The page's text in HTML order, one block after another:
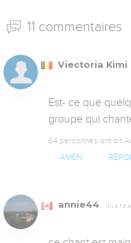
11 commentaires
Viectoria Kimi
Est- ce que
groupe qui
54 personnes ont dit
AMEN
annie44 Il y a 12